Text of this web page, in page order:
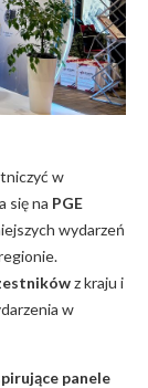
w
się na PGE
wydarzeń
z kraju i
w
panele